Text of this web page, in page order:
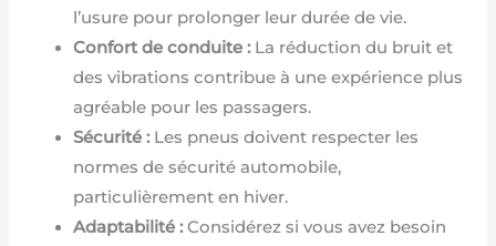
l’usure pour prolonger leur durée de vie.
Confort de conduite :La réduction du bruit et
des vibrations contribue à une expérience plus
agréable pour les passagers.
Sécurité :Les pneus doivent respecter les
normes de sécurité automobile,
particulièrement en hiver.
Adaptabilité :Considérez si vous avez besoin